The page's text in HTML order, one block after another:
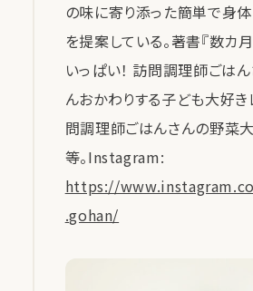
の味に寄り添った簡単で身
を提案している。著書『数カ
いっぱい！ 訪問調理師ごは
んおかわりする子ども大好き
問調理師ごはんさんの野菜大
等。Instagram:
https://
.gohan/